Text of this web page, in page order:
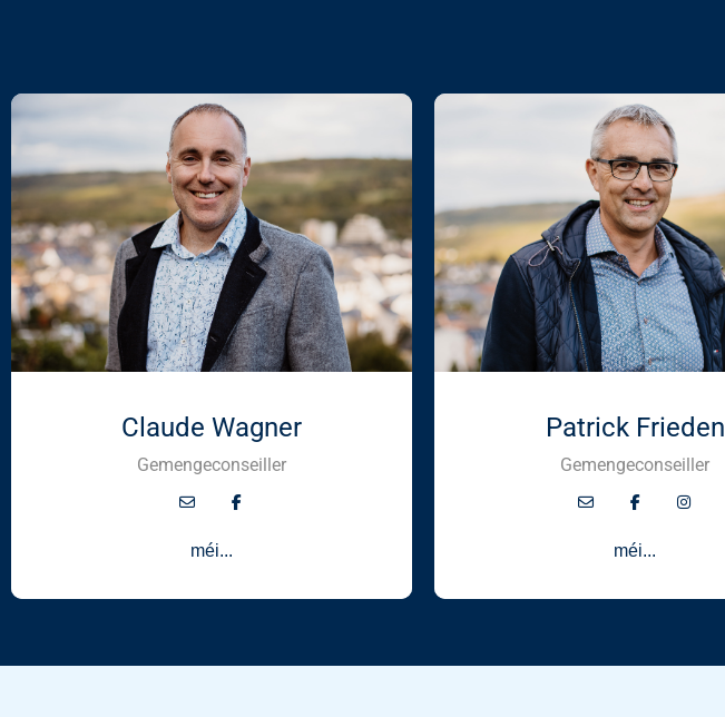
Claude Wagner
Gemengeconseiller
méi...
Patrick Frieden
Gemengeconseiller
méi...